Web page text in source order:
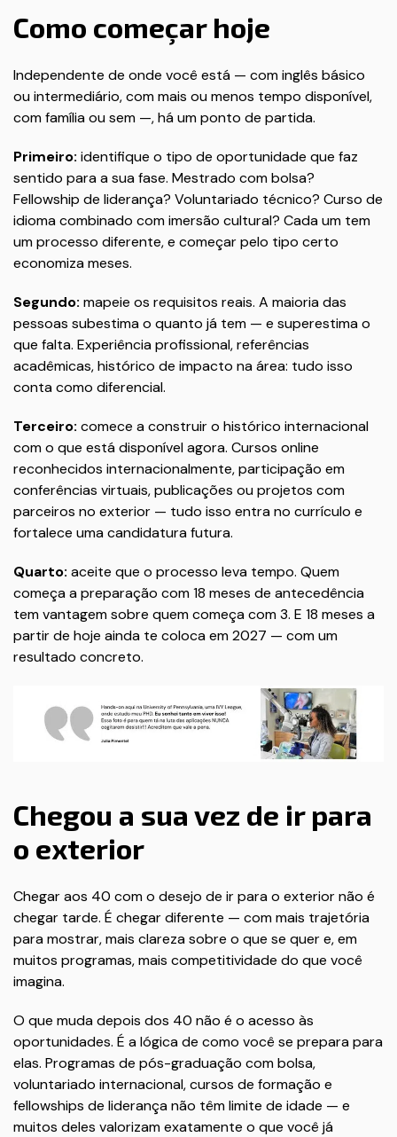
Como começar hoje
Independente de onde você está — com inglês básico
ou intermediário, com mais ou menos tempo disponível,
com família ou sem —, há um ponto de partida.
Primeiro: identifique o tipo de oportunidade que faz
sentido para a sua fase. Mestrado com bolsa?
Fellowship de liderança? Voluntariado técnico? Curso de
idioma combinado com imersão cultural? Cada um tem
um processo diferente, e começar pelo tipo certo
economiza meses.
Segundo: mapeie os requisitos reais. A maioria das
pessoas subestima o quanto já tem — e superestima o
que falta. Experiência profissional, referências
acadêmicas, histórico de impacto na área: tudo isso
conta como diferencial.
Terceiro: comece a construir o histórico internacional
com o que está disponível agora. Cursos online
reconhecidos internacionalmente, participação em
conferências virtuais, publicações ou projetos com
parceiros no exterior — tudo isso entra no currículo e
fortalece uma candidatura futura.
Quarto: aceite que o processo leva tempo. Quem
começa a preparação com 18 meses de antecedência
tem vantagem sobre quem começa com 3. E 18 meses a
partir de hoje ainda te coloca em 2027 — com um
resultado concreto.
Chegou a sua vez de ir para
o exterior
Chegar aos 40 com o desejo de ir para o exterior não é
chegar tarde. É chegar diferente — com mais trajetória
para mostrar, mais clareza sobre o que se quer e, em
muitos programas, mais competitividade do que você
imagina.
O que muda depois dos 40 não é o acesso às
oportunidades. É a lógica de como você se prepara para
elas. Programas de pós-graduação com bolsa,
voluntariado internacional, cursos de formação e
fellowships de liderança não têm limite de idade — e
muitos deles valorizam exatamente o que você já